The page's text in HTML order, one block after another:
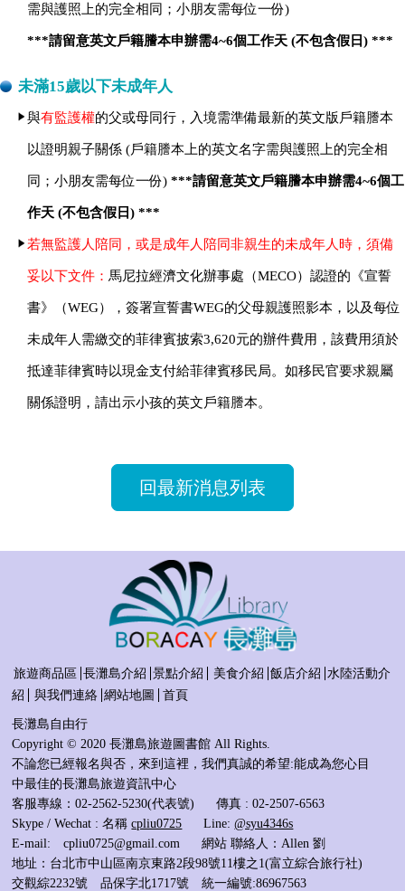
需與護照上的完全相同；小朋友需每位一份)
***請留意英文戶籍謄本申辦需4~6個工作天 (不包含假日) ***
未滿15歲以下未成年人
與有監護權的父或母同行，入境需準備最新的英文版戶籍謄本
以證明親子關係 (戶籍謄本上的英文名字需與護照上的完全相
同；小朋友需每位一份) ***請留意英文戶籍謄本申辦需4~6個工
作天 (不包含假日) ***
若無監護人陪同，或是成年人陪同非親生的未成年人時，須備
妥以下文件： 馬尼拉經濟文化辦事處（MECO）認證的《宣誓
書》（WEG），簽署宣誓書WEG的父母親護照影本，以及每位
未成年人需繳交的菲律賓披索3,620元的辦件費用，該費用須於
抵達菲律賓時以現金支付給菲律賓移民局。如移民官要求親屬
關係證明，請出示小孩的英文戶籍謄本。
回最新消息列表
旅遊商品區 長灘島介紹 景點介紹 美食介紹 飯店介紹 水陸活動介
紹
與我們連絡 網站地圖 首頁
長灘島自由行
Copyright © 2020 長灘島旅遊圖書館 All Rights.
不論您已經報名與否，來到這裡，我們真誠的希望:能成為您心目
中最佳的長灘島旅遊資訊中心
客服專線：02-2562-5230(代表號)
傳真 : 02-2507-6563
Skype / Wechat : 名稱cpliu0725 Line:@syu4346s
E-mail:cpliu0725@gmail.com
網站 聯絡人：Allen 劉
地址：台北市中山區南京東路2段98號11樓之1(富立綜合旅行社)
交觀綜2232號 品保字北1717號 統一編號:86967563